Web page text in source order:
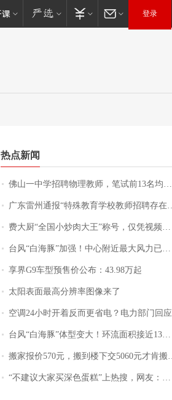
登录
热点新闻
佛山一中学招聘物理教师，笔试前13名均遭淘汰？教育局：已叫停招聘，成立调查组全面核查
广东雷州通报“特殊教育学校教师招聘存在违规行为”：已启动问责程序 副校长被停职
费大厨“全国小炒肉大王”称号，仅凭视频评出？中国烹饪协会回应
台风“白海豚”加强！中心附近最大风力已达15级 最新研判
享界G9车型预售价公布：43.98万起
太阳表面最高分辨率图像来了
空调24小时开着反而更省电？电力部门回应
台风“白海豚”体型变大！环流面积接近13个浙江那么大
搬家报价570元，搬到楼下交5060元才肯搬上楼！女子傻眼了……
“不建议大家买深色蛋糕”上热搜，网友：天塌了！